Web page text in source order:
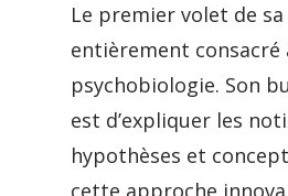
Le premier volet de
entièrement consacré
psychobiologie. Son
est d’expliquer les
hypothèses et
cette approche